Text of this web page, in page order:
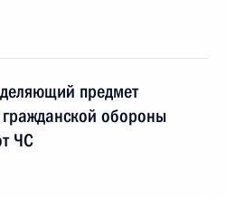
предмет
обороны
ЧС